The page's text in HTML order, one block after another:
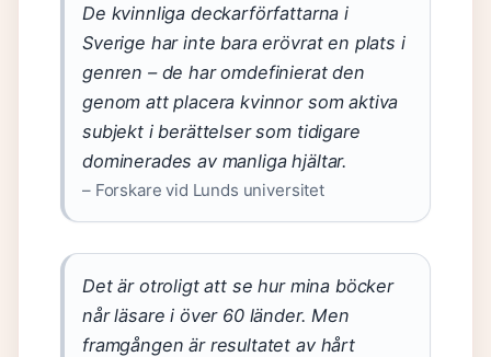
De kvinnliga deckarförfattarna i
Sverige har inte bara erövrat en plats i
genren – de har omdefinierat den
genom att placera kvinnor som aktiva
subjekt i berättelser som tidigare
dominerades av manliga hjältar.
– Forskare vid Lunds universitet
Det är otroligt att se hur mina böcker
når läsare i över 60 länder. Men
framgången är resultatet av hårt